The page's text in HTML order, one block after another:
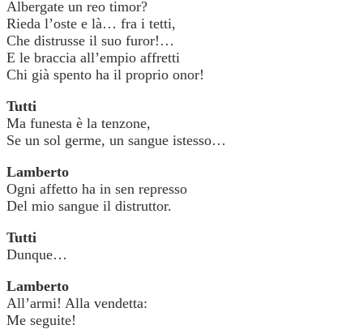
Albergate un reo timor?
Rieda l’oste e là… fra i tetti,
Che distrusse il suo furor!…
E le braccia all’empio affretti
Chi già spento ha il proprio onor!
Tutti
Ma funesta è la tenzone,
Se un sol germe, un sangue istesso…
Lamberto
Ogni affetto ha in sen represso
Del mio sangue il distruttor.
Tutti
Dunque…
Lamberto
All’armi! Alla vendetta:
Me seguite!